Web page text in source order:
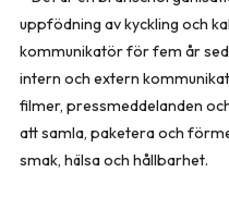
uppfödning av kyckling och
kommunikatör för fem år
intern och extern
filmer, pressmeddelanden
att samla, paketera och
smak, hälsa och hållbarhet.